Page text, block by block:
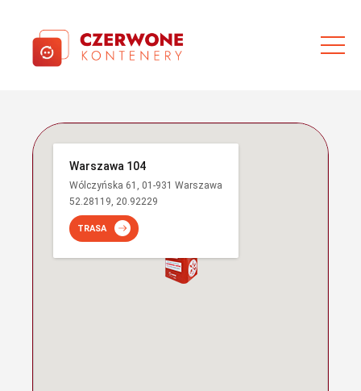
Warszawa 104
Wólczyńska 61, 01-931 Warszawa
52.28119, 20.92229
TRASA